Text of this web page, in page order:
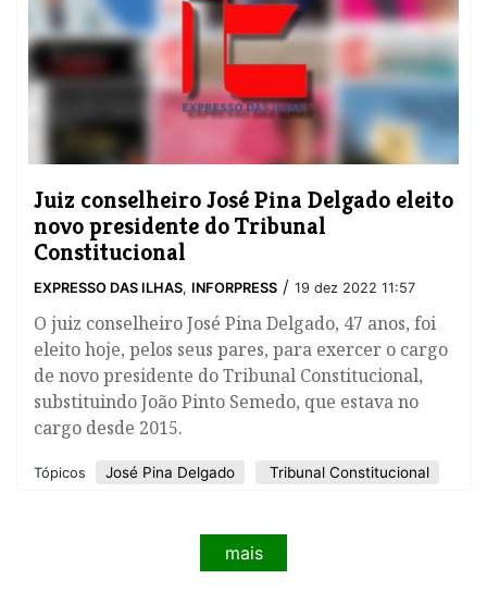
Juiz conselheiro José Pina Delgado eleito
novo presidente do Tribunal
Constitucional
EXPRESSO DAS ILHAS, INFORPRESS / 19 dez 2022 11:57
​O juiz conselheiro José Pina Delgado, 47 anos, foi
eleito hoje, pelos seus pares, para exercer o cargo
de novo presidente do Tribunal Constitucional,
substituindo João Pinto Semedo, que estava no
cargo desde 2015.
Tópicos José Pina Delgado Tribunal Constitucional
mais